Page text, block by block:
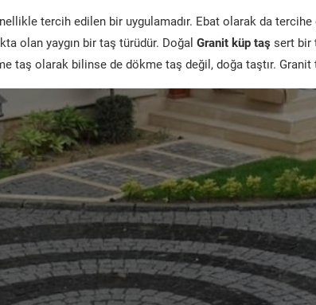
tercih edilen bir uygulamadır. Ebat olarak da
olan yaygın bir taş türüdür. Doğal Granit küp taş sert bir
taş olarak bilinse de dökme taş değil, doğa taştır.